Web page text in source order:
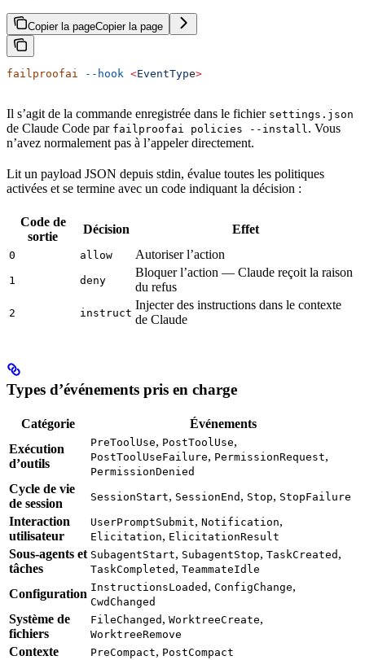
Copier la pageCopier la page
failproofai --hook <EventType>
Il s’agit de la commande enregistrée dans le fichier settings.json
de Claude Code par failproofai policies --install . Vous
n’avez normalement pas à l’appeler directement.
Lit un payload JSON depuis stdin, évalue toutes les politiques
activées et se termine avec un code indiquant la décision :
Code de
sortie
Décision Effet
0 allow Autoriser l’action
1 deny
Bloquer l’action — Claude reçoit la raison
du refus
2 instruct
Injecter des instructions dans le contexte
de Claude
Types d’événements pris en charge
Catégorie
Événements
Exécution
d’outils
PreToolUse, PostToolUse,
PostToolUseFailure, PermissionRequest,
PermissionDenied
Cycle de vie
de session
SessionStart, SessionEnd , Stop, StopFailure
Interaction
utilisateur
UserPromptSubmit, Notification,
Elicitation, ElicitationResult
Sous-agents et
tâches
SubagentStart, SubagentStop, TaskCreated ,
TaskCompleted , TeammateIdle
Configuration InstructionsLoaded , ConfigChange,
CwdChanged
Système de
fichiers
FileChanged , WorktreeCreate,
WorktreeRemove
Contexte PreCompact, PostCompact